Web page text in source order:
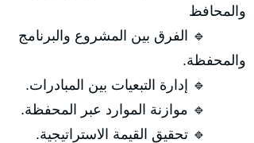
والمحافظ
🔹 الفرق بين المشروع والبرنامج
والمحفظة.
🔹 إدارة التبعيات بين المبادرات.
🔹 موازنة الموارد عبر المحفظة.
🔹 تحقيق القيمة الاستراتيجية.